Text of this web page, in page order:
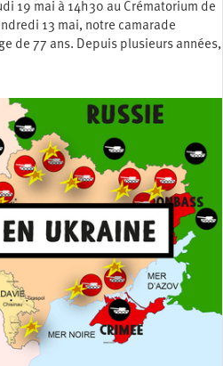
19 mai à 14h30 au Crématorium de
13 mai, notre camarade
de 77 ans. Depuis plusieurs années,